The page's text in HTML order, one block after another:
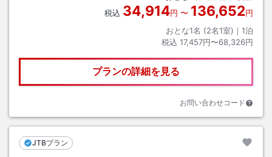
税込 34,914円 〜 136,652円
おとな1名 (2名1室)｜ 1泊
税込 17,457円〜68,326円
プランの詳細を見る
お問い合わせコード
JTBプラン